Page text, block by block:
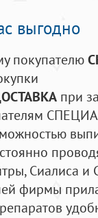
выгодно
покупателю
при
Сиалиса
фирмы